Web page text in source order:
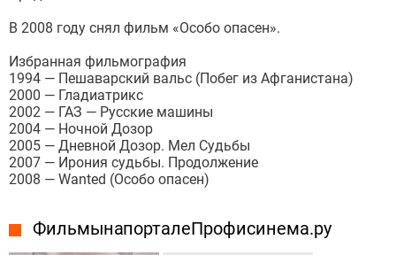
В 2008 году снял фильм «Особо опасен».
Избранная фильмография
1994 — Пешаварский вальс (Побег из Афганистана)
2000 — Гладиатрикс
2002 — ГАЗ — Русские машины
2004 — Ночной Дозор
2005 — Дневной Дозор. Мел Судьбы
2007 — Ирония судьбы. Продолжение
2008 — Wanted (Особо опасен)
Фильмы на портале Профисинема.ру